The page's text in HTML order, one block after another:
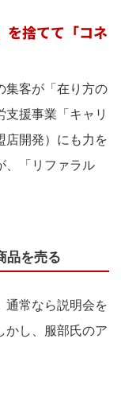
を捨てて「コネ
集客が「在り方の
援事業「キャリ
店開発）にも力を
、「リファラル
品を売る
通常なら説明会を
かし、服部氏のア